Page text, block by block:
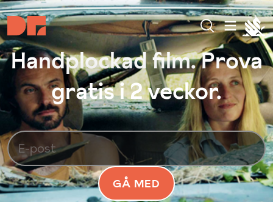
Handplockad film. Prova
gratis i 2 veckor.
GÅ MED